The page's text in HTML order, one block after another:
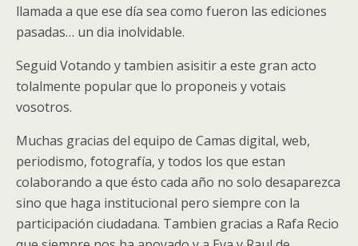
llamada a que ese día sea como fueron las ediciones
pasadas… un dia inolvidable.
Seguid Votando y tambien asisitir a este gran acto
tolalmente popular que lo proponeis y votais
vosotros.
Muchas gracias del equipo de Camas digital, web,
periodismo, fotografía, y todos los que estan
colaborando a que ésto cada año no solo desaparezca
sino que haga institucional pero siempre con la
participación ciudadana. Tambien gracias a Rafa Recio